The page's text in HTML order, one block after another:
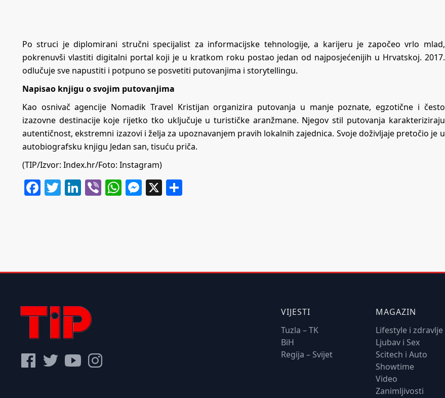
Po struci je diplomirani stručni specijalist za informacijske tehnologije, a karijeru je započeo vrlo mlad,
pokrenuvši vlastiti digitalni portal koji je u kratkom roku postao jedan od najposjećenijih u Hrvatskoj. 2017.
odlučuje sve napustiti i potpuno se posvetiti putovanjima i storytellingu.
Napisao knjigu o svojim putovanjima
Kao osnivač agencije Nomadik Travel Kristijan organizira putovanja u manje poznate, egzotične i često
izazovne destinacije koje rijetko tko uključuje u turističke aranžmane. Njegov stil putovanja karakteriziraju
autentičnost, ekstremni izazovi i želja za upoznavanjem pravih lokalnih zajednica. Svoje doživljaje pretočio je u
autobiografsku knjigu Jedan san, tisuću priča.
(TIP/Izvor: Index.hr/Foto: Instagram)
Facebook
Twitter
LinkedIn
ViberWhatsApp
Messenger
X
VIJESTI
Tuzla – TK
BiH
Regija – Svijet
MAGAZIN
Lifestyle i zdravlje
Ljubav i Sex
Scitech i Auto
Showtime
Video
Zanimljivosti